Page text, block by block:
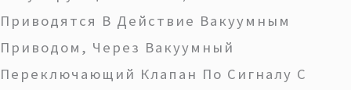
Приводятся В Действие Вакуумным
Приводом, Через Вакуумный
Переключающий Клапан По Сигналу С